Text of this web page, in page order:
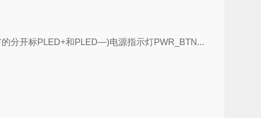
分开标PLED+和PLED—)电源指示灯PWR_BTN...